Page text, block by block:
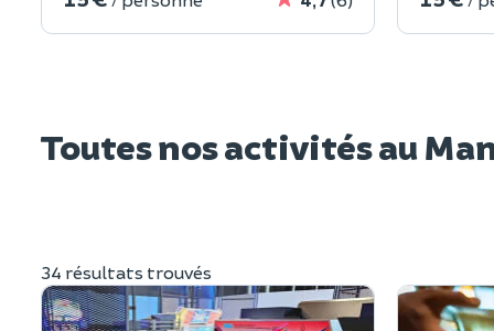
Toutes nos activités au
34 résultats trouvés